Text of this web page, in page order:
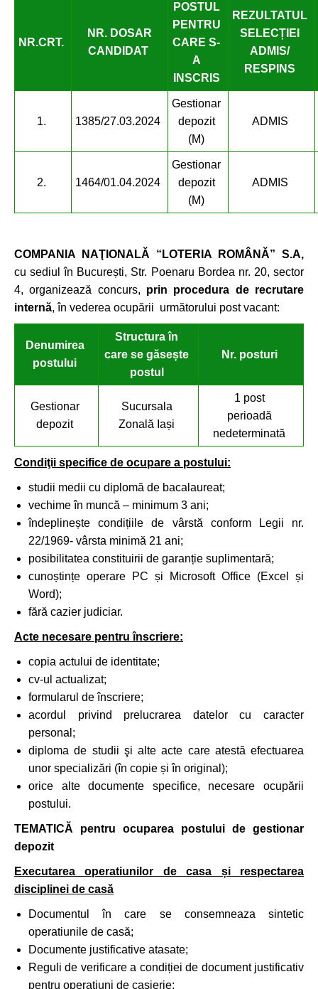
NR.CRT.
NR. DOSAR
CANDIDAT
POSTUL
PENTRU
CARE S-
A
INSCRIS
REZULTATUL
SELECȚIEI
ADMIS/
RESPINS
1. 1385/27.03.2024
Gestionar
depozit
(M)
ADMIS
2. 1464/01.04.2024
Gestionar
depozit
(M)
ADMIS
COMPANIA NAŢIONALĂ “LOTERIA ROMÂNĂ” S.A,
cu sediul în București, Str. Poenaru Bordea nr. 20, sector
4, organizează concurs, prin procedura de recrutare
internă, în vederea ocupării următorului post vacant:
Denumirea
postului
Structura în
care se găsește
postul
Nr. posturi
Gestionar
depozit
Sucursala
Zonală Iași
1 post
perioadă
nedeterminată
Condiţii specifice de ocupare a postului:
studii medii cu diplomă de bacalaureat;
vechime în muncă – minimum 3 ani;
îndeplinește condițiile de vârstă conform Legii nr.
22/1969- vârsta minimă 21 ani;
posibilitatea constituirii de garanție suplimentară;
cunoștințe operare PC și Microsoft Office (Excel și
Word);
fără cazier judiciar.
Acte necesare pentru înscriere:
copia actului de identitate;
cv-ul actualizat;
formularul de înscriere;
acordul privind prelucrarea datelor cu caracter
personal;
diploma de studii şi alte acte care atestă efectuarea
unor specializări (în copie și în original);
orice alte documente specifice, necesare ocupării
postului.
TEMATICĂ pentru ocuparea postului de gestionar
depozit
Executarea operatiunilor de casa și respectarea
disciplinei de casă
Documentul în care se consemneaza sintetic
operatiunile de casă;
Documente justificative atasate;
Reguli de verificare a condiției de document justificativ
pentru operațiuni de casierie;